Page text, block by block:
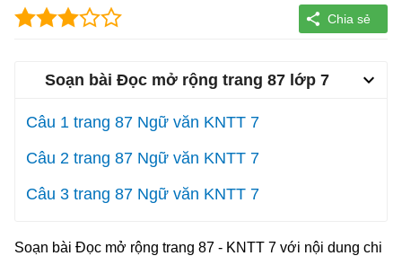
Soạn bài Đọc mở rộng trang 87 lớp 7
Câu 1 trang 87 Ngữ văn KNTT 7
Câu 2 trang 87 Ngữ văn KNTT 7
Câu 3 trang 87 Ngữ văn KNTT 7
Soạn bài Đọc mở rộng trang 87 - KNTT 7 với nội dung chi